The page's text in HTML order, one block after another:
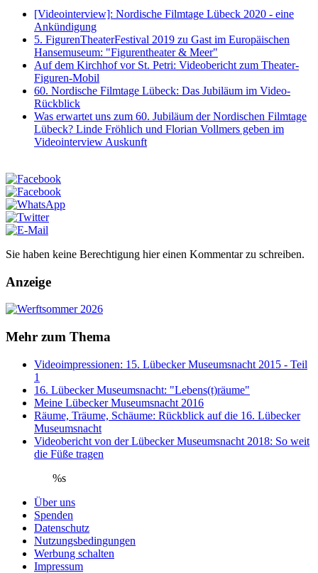
[Videointerview]: Nordische Filmtage Lübeck 2020 - eine
Ankündigung
5. FigurenTheaterFestival 2019 zu Gast im Europäischen
Hansemuseum: "Figurentheater & Meer"
Auf dem Kirchhof vor St. Petri: Videobericht zum Theater-
Figuren-Mobil
60. Nordische Filmtage Lübeck: Das Jubiläum im Video-
Rückblick
Was erwartet uns zum 60. Jubiläum der Nordischen Filmtage
Lübeck? Linde Fröhlich und Florian Vollmers geben im
Videointerview Auskunft
Sie haben keine Berechtigung hier einen Kommentar zu schreiben.
Anzeige
Mehr zum Thema
Videoimpressionen: 15. Lübecker Museumsnacht 2015 - Teil
1
16. Lübecker Museumsnacht: "Lebens(t)räume"
Meine Lübecker Museumsnacht 2016
Räume, Träume, Schäume: Rückblick auf die 16. Lübecker
Museumsnacht
Videobericht von der Lübecker Museumsnacht 2018: So weit
die Füße tragen
%s
Über uns
Spenden
Datenschutz
Nutzungsbedingungen
Werbung schalten
Impressum